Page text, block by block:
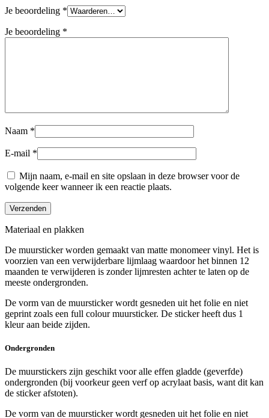
Je beoordeling *
Je beoordeling *
Naam *
E-mail *
Mijn naam, e-mail en site opslaan in deze browser voor de
volgende keer wanneer ik een reactie plaats.
Materiaal en plakken
De muursticker worden gemaakt van matte monomeer vinyl. Het is
voorzien van een verwijderbare lijmlaag waardoor het binnen 12
maanden te verwijderen is zonder lijmresten achter te laten op de
meeste ondergronden.
De vorm van de muursticker wordt gesneden uit het folie en niet
geprint zoals een full colour muursticker. De sticker heeft dus 1
kleur aan beide zijden.
Ondergronden
De muurstickers zijn geschikt voor alle effen gladde (geverfde)
ondergronden (bij voorkeur geen verf op acrylaat basis, want dit kan
de sticker afstoten).
De vorm van de muursticker wordt gesneden uit het folie en niet